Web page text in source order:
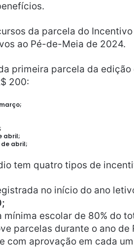
da parcela do
ao Pé-de-Meia de 2024.
primeira parcela da
200:
abril;
de abril;
tem quatro tipos de
no início do ano
escolar de 80% do
parcelas durante o ano de
com aprovação em cada